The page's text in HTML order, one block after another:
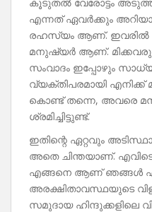
എന്നത് ഏവർക്കും
രഹസ്യം ആണ്. ഇവരിൽ
മനുഷ്യർ ആണ്.
സംവാദം ഇപ്പോഴും
വ്യക്തിപരമായി
കൊണ്ട് തന്നെ, അവരെ
ശ്രമിച്ചിട്ടുണ്ട്.
ഇതിന്റെ ഏറ്റവും
അതെ ചിന്തയാണ്.
എങ്ങനെ ആണ് ഞങ്ങൾ
അരക്ഷിതാവസ്ഥയുടെ
സമുദായ ഹിന്ദുക്കളിലെ